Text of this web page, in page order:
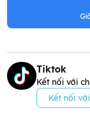
Tiktok
Kết nối với
Kết nối